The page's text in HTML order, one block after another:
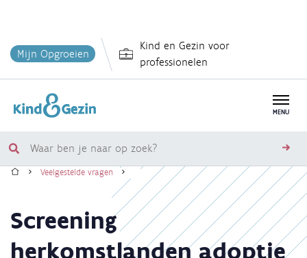
en
inhoud
Mijn Opgroeien
Kind en Gezin voor
professionelen
MENU
Waar
ben
op
Kruimelpad
HomeVeelgestelde vragen
Screening
herkomstlanden adoptie